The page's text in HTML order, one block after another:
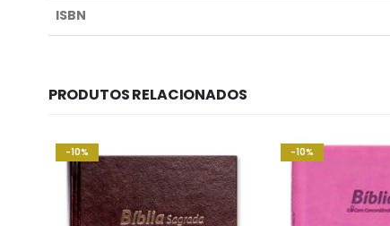
ISBN
PRODUTOS RELACIONADOS
-10% -10%